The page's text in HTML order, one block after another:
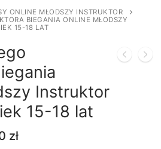
ONLINE MŁODSZY INSTRUKTOR
BIEGANIA ONLINE MŁODSZY
15-18 LAT
Instruktor
15-18 lat
złZakres